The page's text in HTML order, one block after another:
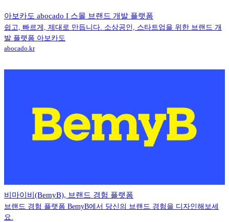
아보카도 abocado I 스몰 브랜드 개발 플랫폼
쉽고, 빠르게, 제대로 만듭니다. 소상공인, 스타트업을 위한 브랜드 개
발 플랫폼 아보카도
abocado.kr
비마이비(BemyB), 브랜드 경험 플랫폼
브랜드 경험 플랫폼 BemyB에서 당신의 브랜드 경험을 디자인해보세
요.